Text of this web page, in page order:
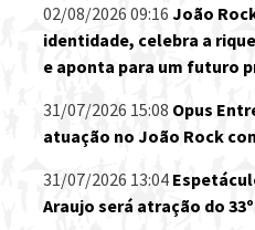
02/08/2026 09:16 João
identidade, celebra a
e aponta para um futuro
31/07/2026 15:08 Opus
atuação no João Rock
31/07/2026 13:04
Araujo será atração do 33º